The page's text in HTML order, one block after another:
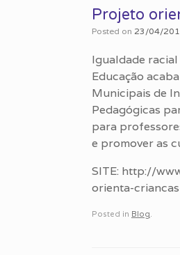
Projeto
Posted on 23/04/
Igualdade
Educação
Municipais de
Pedagógicas
para
e promover as
SITE: http://
orienta-
Posted in Blog